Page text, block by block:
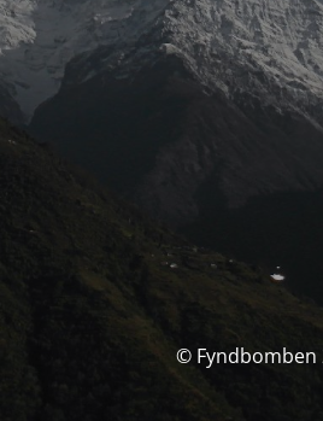
© Fyndbomben